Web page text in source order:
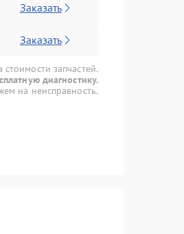
Заказать
Заказать
запчастей.
диагностику.
на неисправность.